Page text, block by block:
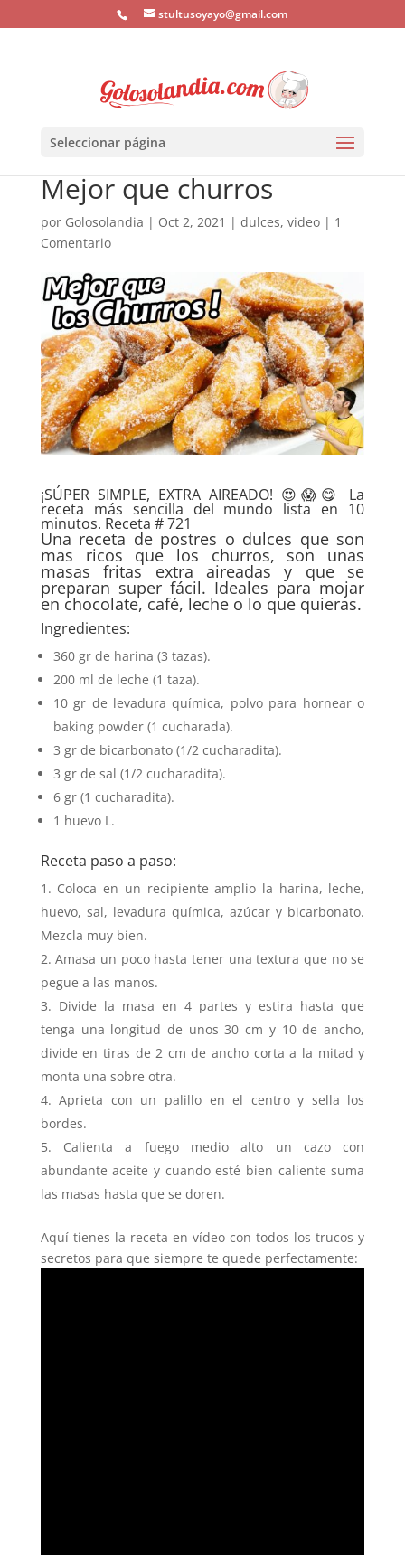
stultusoyayo@gmail.com
Seleccionar página
Mejor que churros
por Golosolandia | Oct 2, 2021 | dulces, video| 1
Comentario
¡SÚPER SIMPLE, EXTRA AIREADO! 😍😱😋 La
receta más sencilla del mundo lista en 10
minutos. Receta # 721
Una receta de postres o dulces que son
mas ricos que los churros, son unas
masas fritas extra aireadas y que se
preparan super fácil. Ideales para mojar
en chocolate, café, leche o lo que quieras.
Ingredientes:
360 gr de harina (3 tazas).
200 ml de leche (1 taza).
10 gr de levadura química, polvo para hornear o
baking powder (1 cucharada).
3 gr de bicarbonato (1/2 cucharadita).
3 gr de sal (1/2 cucharadita).
6 gr (1 cucharadita).
1 huevo L.
Receta paso a paso:
Coloca en un recipiente amplio la harina, leche,
huevo, sal, levadura química, azúcar y bicarbonato.
Mezcla muy bien.
Amasa un poco hasta tener una textura que no se
pegue a las manos.
Divide la masa en 4 partes y estira hasta que
tenga una longitud de unos 30 cm y 10 de ancho,
divide en tiras de 2 cm de ancho corta a la mitad y
monta una sobre otra.
Aprieta con un palillo en el centro y sella los
bordes.
Calienta a fuego medio alto un cazo con
abundante aceite y cuando esté bien caliente suma
las masas hasta que se doren.
Aquí tienes la receta en vídeo con todos los trucos y
secretos para que siempre te quede perfectamente: